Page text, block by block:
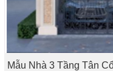
Mẫu Nhà 3 Tầng Tân